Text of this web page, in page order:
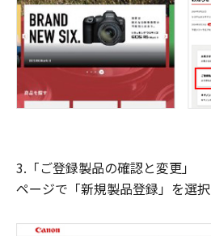
3.「ご登録製品の確認と変更」
ページで「新規製品登録」を選択